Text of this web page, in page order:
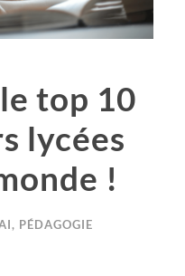
top 10
lycées
!
, PÉDAGOGIE